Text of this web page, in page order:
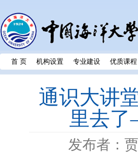
首 页 机构设置 专业建设 优质课程
通识大讲
里去
发布者：